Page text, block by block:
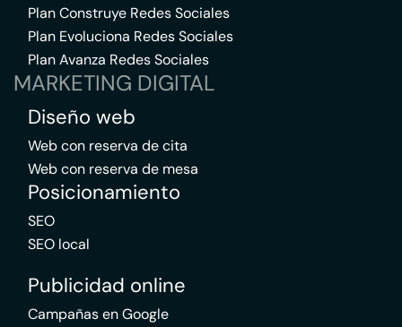
Plan Construye Redes Sociales
Plan Evoluciona Redes Sociales
Plan Avanza Redes Sociales
MARKETING DIGITAL
Diseño web
Web con reserva de cita
Web con reserva de mesa
Posicionamiento
SEO
SEO local
Publicidad online
Campañas en Google